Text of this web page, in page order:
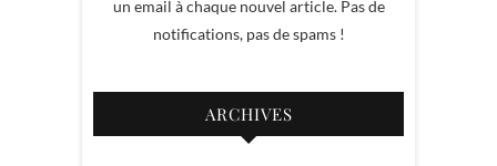
un email à chaque nouvel article. Pas de
notifications, pas de spams !
ARCHIVES